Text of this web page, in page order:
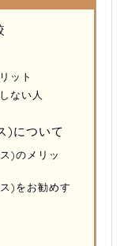
、定額制動画配
模は、2017年
2018年度には
で17.5％とい
配信(SVOD)の
Lemino)」の
ット
ない人
)について
)のメリッ
)をお勧めす